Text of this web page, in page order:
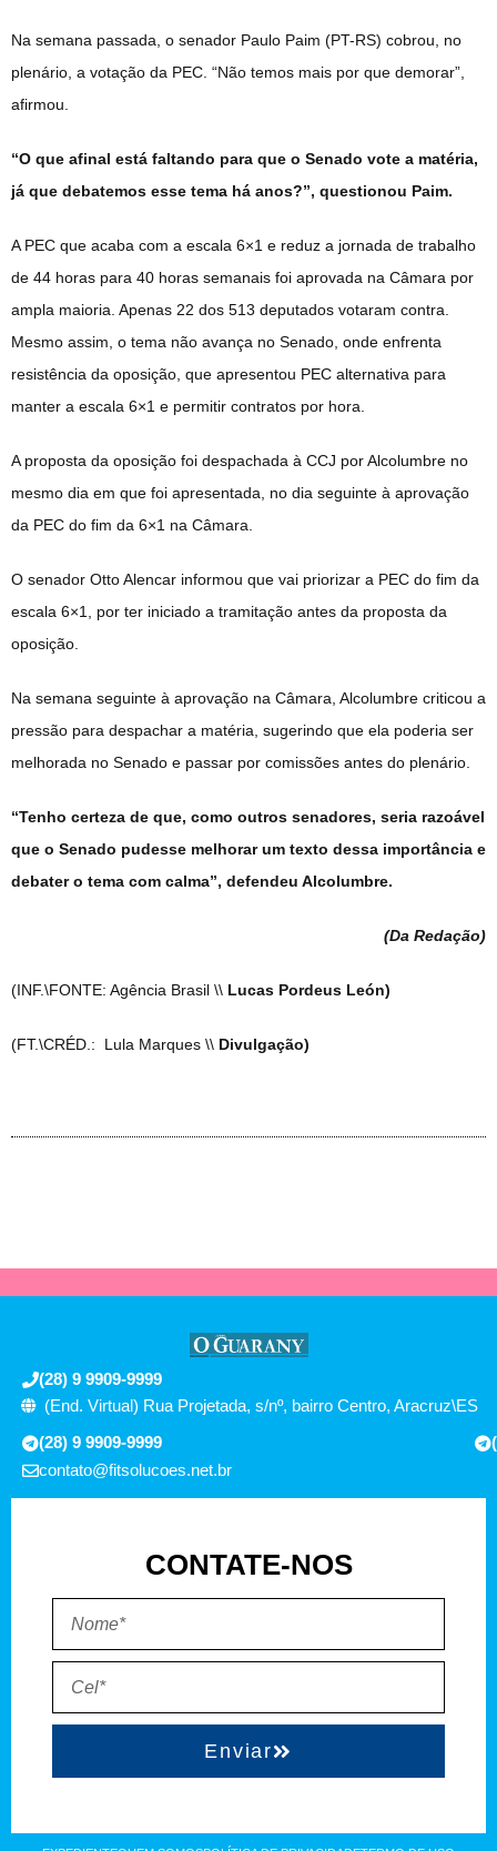
Na semana passada, o senador Paulo Paim (PT-RS) cobrou, no
plenário, a votação da PEC. “Não temos mais por que demorar”,
afirmou.
“O que afinal está faltando para que o Senado vote a matéria,
já que debatemos esse tema há anos?”, questionou Paim.
A PEC que acaba com a escala 6×1 e reduz a jornada de trabalho
de 44 horas para 40 horas semanais foi aprovada na Câmara por
ampla maioria. Apenas 22 dos 513 deputados votaram contra.
Mesmo assim, o tema não avança no Senado, onde enfrenta
resistência da oposição, que apresentou PEC alternativa para
manter a escala 6×1 e permitir contratos por hora.
A proposta da oposição foi despachada à CCJ por Alcolumbre no
mesmo dia em que foi apresentada, no dia seguinte à aprovação
da PEC do fim da 6×1 na Câmara.
O senador Otto Alencar informou que vai priorizar a PEC do fim da
escala 6×1, por ter iniciado a tramitação antes da proposta da
oposição.
Na semana seguinte à aprovação na Câmara, Alcolumbre criticou a
pressão para despachar a matéria, sugerindo que ela poderia ser
melhorada no Senado e passar por comissões antes do plenário.
“Tenho certeza de que, como outros senadores, seria razoável
que o Senado pudesse melhorar um texto dessa importância e
debater o tema com calma”, defendeu Alcolumbre.
(Da Redação)
(INF.\FONTE: Agência Brasil \\ Lucas Pordeus León)
(FT.\CRÉD.: Lula Marques \\ Divulgação)
(28) 9 9909-9999
(End. Virtual) Rua Projetada, s/nº, bairro Centro, Aracruz\ES
(28) 9 9909-9999
contato@fitsolucoes.net.br
CONTATE-NOS
Enviar